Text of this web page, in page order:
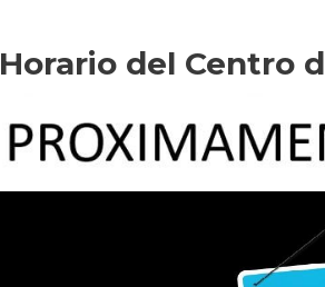
Horario del Centro